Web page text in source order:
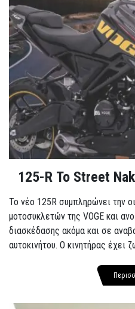
125-R Το Street
Το νέο 125R συμπληρώνει την
μοτοσυκλετών της VOGE και
διασκέδασης ακόμα και σε
αυτοκινήτου. Ο κινητήρας έχει